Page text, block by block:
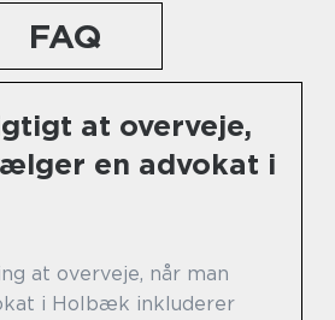
FAQ
at overveje,
en advokat i
at overveje, når man
i Holbæk inkluderer